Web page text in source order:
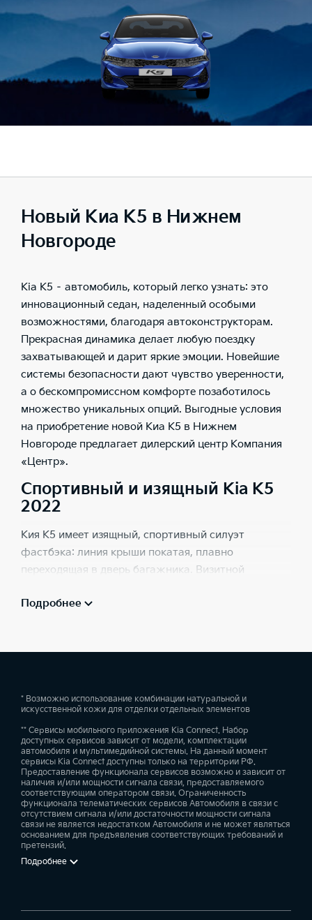
Новый Киа К5 в Нижнем
Новгороде
Kia K5 – автомобиль, который легко узнать: это
инновационный седан, наделенный особыми
возможностями, благодаря автоконструкторам.
Прекрасная динамика делает любую поездку
захватывающей и дарит яркие эмоции. Новейшие
системы безопасности дают чувство уверенности,
а о бескомпромиссном комфорте позаботилось
множество уникальных опций. Выгодные условия
на приобретение новой Киа К5 в Нижнем
Новгороде предлагает дилерский центр Компания
«Центр».
Спортивный и изящный Kia K5
2022
Кия К5 имеет изящный, спортивный силуэт
фастбэка: линия крыши покатая, плавно
переходящая в дверь багажника. Визитной
оптика: спереди это необычный росчерк ходовых
рисунок.
Новый уровень комфорта
салона
Внутреннее пространство К5 – воплощение
технологий Kia. Инженеры постарались сделать
автомобиль максимально комфортным как для
водителя, так и для пассажиров. Удобство в
просторном и эргономичном салоне Киа К5 с
панорамной крышей не ограничивается
комфортными передними сиденьями с
Подробнее
* Возможно использование комбинации натуральной и
искусственной кожи для отделки отдельных элементов
** Сервисы мобильного приложения Kia Connect. Набор
доступных сервисов зависит от модели, комплектации
автомобиля и мультимедийной системы. На данный момент
сервисы Kia Connect доступны только на территории РФ.
Предоставление функционала сервисов возможно и зависит от
наличия и/или мощности сигнала связи, предоставляемого
соответствующим оператором связи. Ограниченность
функционала телематических сервисов Автомобиля в связи с
отсутствием сигнала и/или достаточности мощности сигнала
связи не является недостатком Автомобиля и не может являться
основанием для предъявления соответствующих требований и
претензий.
Подробнее